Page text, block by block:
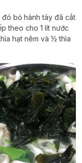
đó bỏ hành tây đã cắt
theo cho 1 lít nước
hạt nêm và ½ thìa